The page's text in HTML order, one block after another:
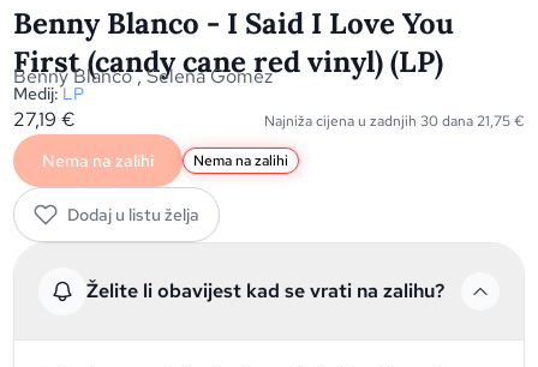
Benny Blanco - I Said I Love You
First (candy cane red vinyl) (LP)
Benny Blanco,Selena Gomez
Medij:LP
27,19€ Najniža cijena u zadnjih 30 dana 21,75€
Nema na zalihi Nema na zalihi
Dodaj u listu želja
Želite li obavijest kad se vrati na zalihu?